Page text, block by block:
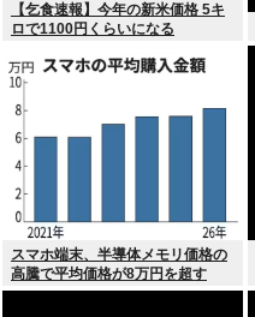
【乞食速報】今年の新米価格 5キ
ロで1100円くらいになる
スマホ端末、半導体メモリ価格の
高騰で平均価格が8万円を超す